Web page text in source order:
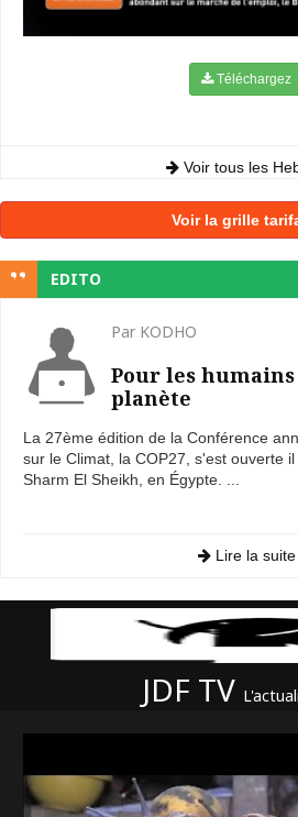
Téléchargez
Voir tous les
Voir la grille
EDITO
Par KODHO
Pour les
planète
La 27ème édition de la Conférence
sur le Climat, la COP27, s'est ouverte
Sharm El Sheikh, en Égypte. ...
Lire la suite
JDF TV